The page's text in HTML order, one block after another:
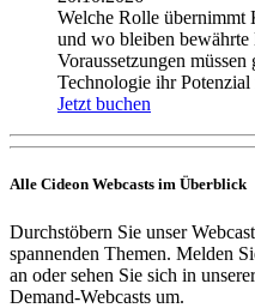
Welche Rolle übernimmt
und wo bleiben
Voraussetzungen
Technologie ihr
Jetzt buchen
Alle Cideon Webcasts im Überblick
Durchstöbern Sie unser
spannenden Themen. Melden
an oder sehen Sie sich in
Demand-Webcasts um.